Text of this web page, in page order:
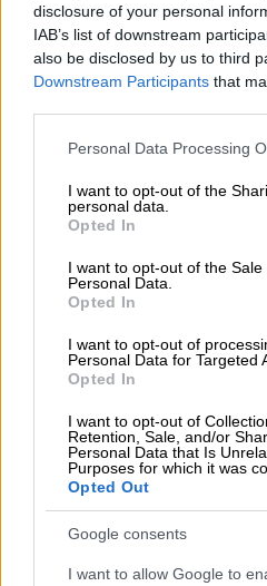
disclosure of your personal
IAB’s list of downstream
also be disclosed by us to third
Downstream Participants that
Please note that this website/
not limited to your visit or usage
grant or deny consent to
use your data for below
consent section.
Personal Data Processing
I want to opt-out of the
personal data.
Opted In
I want to opt-out of the Sale
Personal Data.
Opted In
I want to opt-out of
Personal Data for Targeted
Opted In
I want to opt-out of
Retention, Sale, and/or
Personal Data that Is
Purposes for which it was
Opted Out
Google consents
I want to allow Google to
Κόσμος|25.05.2024 02:31
Ο κόσμος του ΠΑΟΚ
Κέιτ Μπλάνσετ στο
Καννών: Η εβδομάδα
Το ethnos.gr ξεχωρίζει
που σημάδεψαν την
πέρασε